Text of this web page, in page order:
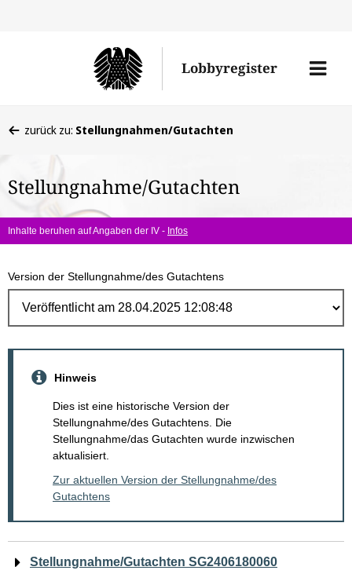
Lobbyregister
Menü
befinden
hier:
zurück zu: Stellungnahmen/Gutachten
Stellungnahme/Gutachten
Inhalte beruhen auf Angaben der IV - Infos
Version der Stellungnahme/des Gutachtens
Hinweis
Dies ist eine historische Version der
Stellungnahme/des Gutachtens. Die
Stellungnahme/das Gutachten wurde inzwischen
aktualisiert.
Zur aktuellen Version der Stellungnahme/des
Gutachtens
Navigation
Stellungnahme/Gutachten SG2406180060